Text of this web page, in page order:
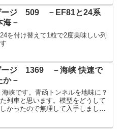
ージ 509 －EF81と24系
海－
を付け替えて1粒で2度美味しい列
ージ 1369 －海峡 快速で
か－
海峡です。青函トンネルを地味に？
列車と思います。模型をどうして
かったので無理して入手しまし